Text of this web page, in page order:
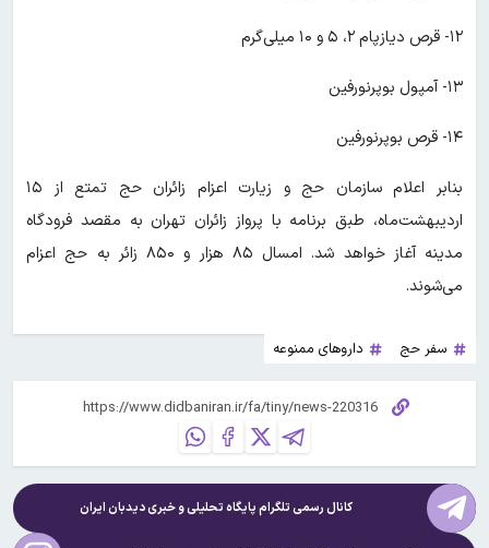
۱۲- قرص دیازپام ۲، ۵ و ۱۰ میلی‌گرم
۱۳- آمپول بوپرنورفین
۱۴- قرص بوپرنورفین
بنابر اعلام سازمان حج و زیارت اعزام زائران حج تمتع از ۱۵
اردیبهشت‌ماه، طبق برنامه با پرواز زائران تهران به مقصد فرودگاه
مدینه آغاز خواهد شد. امسال ۸۵ هزار و ۸۵۰ زائر به حج اعزام
می‌شوند.
سفر حج داروهای ممنوعه
کانال رسمی تلگرام پایگاه تحلیلی و خبریدیدبان ایران